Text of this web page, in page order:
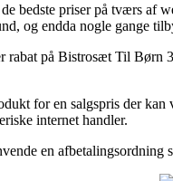
priser på tværs af
og endda nogle gange
på Bistrosæt Til
for en salgspris der
internet handler.
en afbetalingsordning